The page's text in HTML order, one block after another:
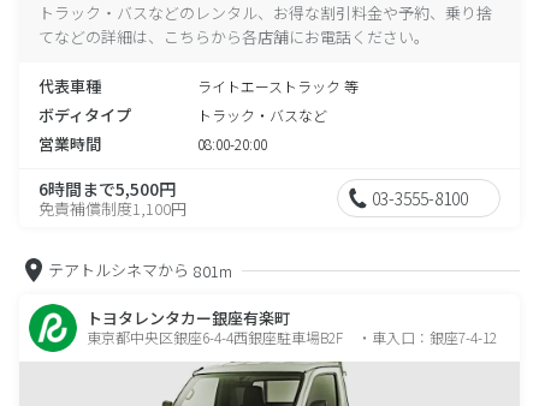
トラック・バスなどのレンタル、お得な割引料金や予約、乗り捨
てなどの詳細は、こちらから各店舗にお電話ください。
代表車種 ライトエーストラック 等
ボディタイプ トラック・バスなど
営業時間 08:00-20:00
6時間まで5,500円
免責補償制度1,100円 03-3555-8100
テアトルシネマから 801m
トヨタレンタカー銀座有楽町
東京都中央区銀座6-4-4西銀座駐車場B2F ・車入口：銀座7-4-12